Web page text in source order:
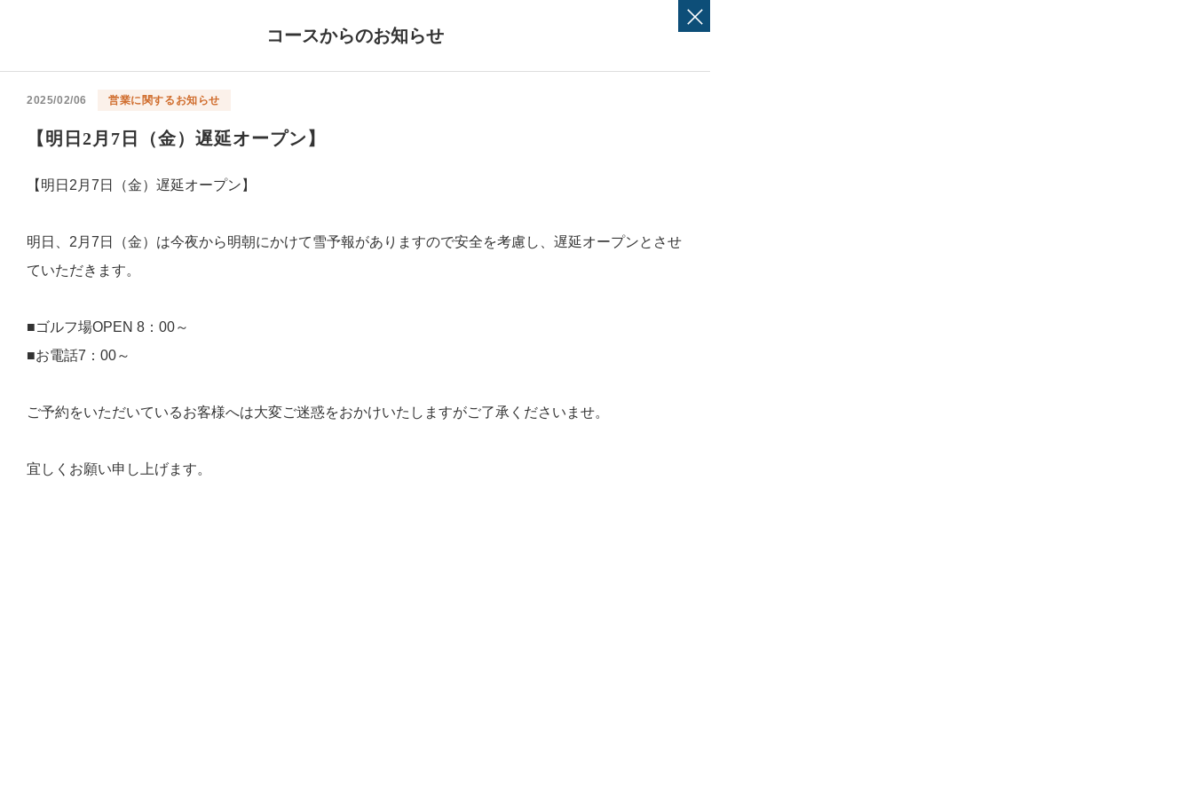
コースからのお知らせ
2025/02/06 営業に関するお知らせ
【明日2月7日（金）遅延オープン】
【明日2月7日（金）遅延オープン】
明日、2月7日（金）は今夜から明朝にかけて雪予報がありますので安全を考慮し、遅延オープンとさせ
ていただきます。
■ゴルフ場OPEN 8：00～
■お電話7：00～
ご予約をいただいているお客様へは大変ご迷惑をおかけいたしますがご了承くださいませ。
宜しくお願い申し上げます。